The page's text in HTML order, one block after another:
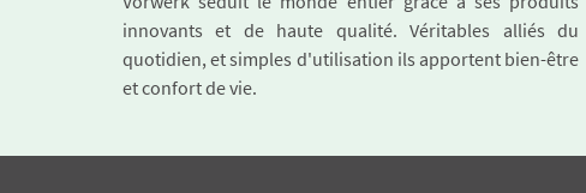
innovants et de haute qualité. Véritables alliés du
quotidien, et simples d'utilisation ils apportent bien-être
et confort de vie.